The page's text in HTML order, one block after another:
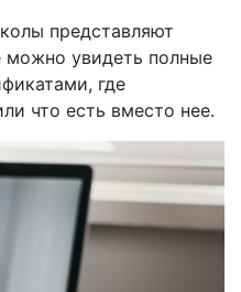
представляют
можно увидеть полные
где
что есть вместо нее.